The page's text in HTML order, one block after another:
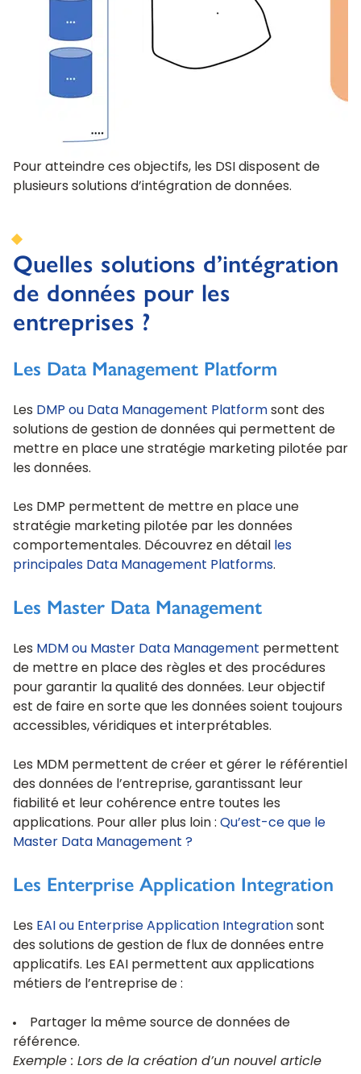
Pour atteindre ces objectifs, les DSI disposent de
plusieurs solutions d’intégration de données.
Quelles solutions d’intégration
de données pour les
entreprises ?
Les Data Management Platform
Les DMP ou Data Management Platform sont des
solutions de gestion de données qui permettent de
mettre en place une stratégie marketing pilotée par
les données.
Les DMP permettent de mettre en place une
stratégie marketing pilotée par les données
comportementales. Découvrez en détail
les
principales Data Management Platforms.
Les Master Data Management
Les MDM ou Master Data Management permettent
de mettre en place des règles et des procédures
pour garantir la qualité des données. Leur objectif
est de faire en sorte que les données soient toujours
accessibles, véridiques et interprétables.
Les MDM permettent de créer et gérer le référentiel
des données de l’entreprise, garantissant leur
fiabilité et leur cohérence entre toutes les
applications. Pour aller plus loin : Qu’est-ce que le
Master Data Management ?
Les Enterprise Application Integration
Les EAI ou Enterprise Application Integration sont
des solutions de gestion de flux de données entre
applicatifs. Les EAI permettent aux applications
métiers de l’entreprise de :
Partager la même source de données de
référence.
Exemple : Lors de la création d’un nouvel article